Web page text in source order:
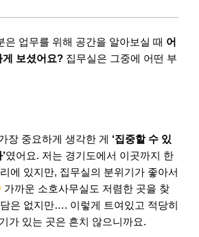
은 업무를 위해 공간을 알아보실 때 어
게 보셨어요? 집무실은 그중에 어떤 부
장 중요하게 생각한 게 ‘집중할 수 있
였어요. 저는 경기도에서 이곳까지 한
에 있지만, 집무실의 분위기가 좋아서
가까운 소호사무실도 저렴한 곳을 찾
은 없지만…. 이렇게 트여있고 적당히
가 있는 곳은 흔치 않으니까요.